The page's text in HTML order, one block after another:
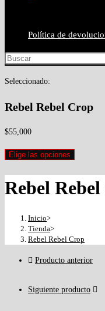
Política de
Seleccionado:
Rebel Rebel Crop
$55,000
Elige las opciones
Rebel
Inicio>
Tienda>
Rebel Rebel Crop
Producto anterior
Siguiente producto